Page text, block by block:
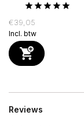
€39,05
Incl. btw
Reviews